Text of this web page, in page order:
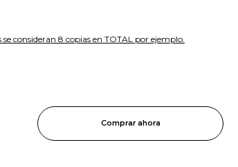
consideran 8 copias en TOTAL por ejemplo.
Comprar ahora